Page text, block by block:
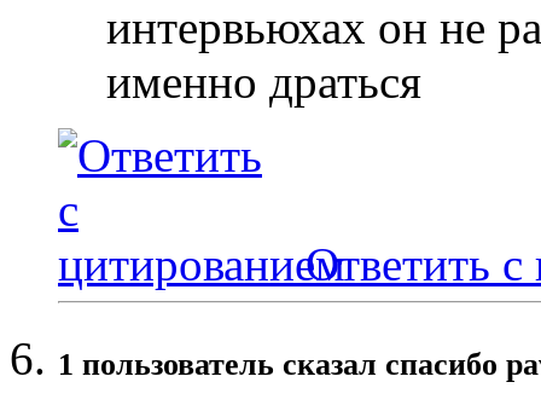
интервьюхах он не
именно драться
Ответить с
1 пользователь сказал cпасибо